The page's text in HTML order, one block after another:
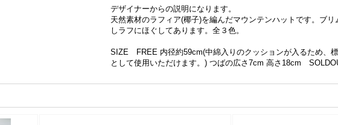
デザイナーからの説明になります。
天然素材のラフィア(椰子)を編んだマウンテンハットです。ブリ
しラフにほぐしてあります。全３色。
SIZE FREE 内径約59cm(中綿入りのクッションが入るため、
として使用いただけます。) つばの広さ7cm 高さ18cm